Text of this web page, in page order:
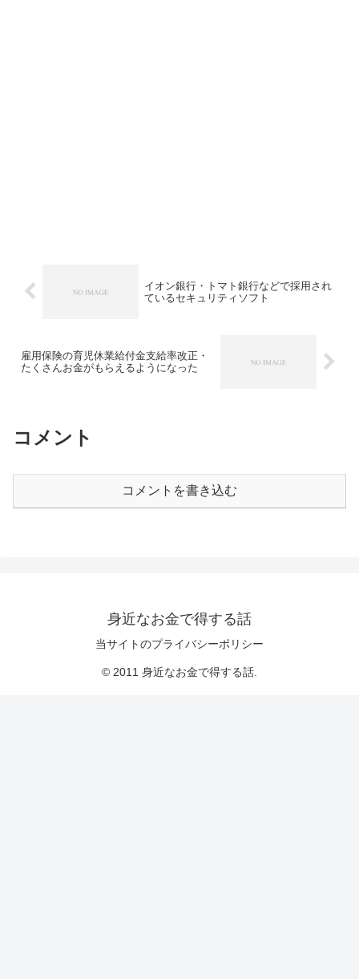
イオン銀行・トマト銀行などで採用され
ているセキュリティソフト
雇用保険の育児休業給付金支給率改正・
たくさんお金がもらえるようになった
コメント
コメントを書き込む
身近なお金で得する話
当サイトのプライバシーポリシー
© 2011 身近なお金で得する話.